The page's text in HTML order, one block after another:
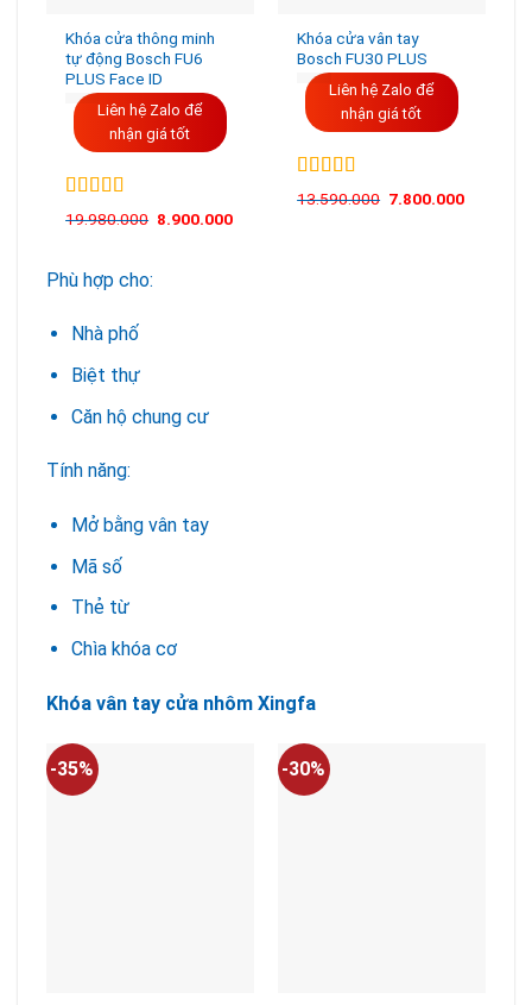
Khóa cửa thông minh
tự động Bosch FU6
PLUS Face ID
Liên hệ Zalo để
nhận giá tốt
Được xếp
19.980.000 8.900.000
Khóa cửa vân tay
Bosch FU30 PLUS
Liên hệ Zalo để
nhận giá tốt
Được xếp
13.590.000 7.800.000
Phù hợp cho:
Nhà phố
Biệt thự
Căn hộ chung cư
Tính năng:
Mở bằng vân tay
Mã số
Thẻ từ
Chìa khóa cơ
Khóa vân tay cửa nhôm Xingfa
-35% -30%